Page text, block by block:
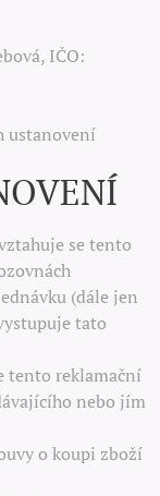
IČO:
ustanovení
se tento
(dále jen
tato
tento reklamační
nebo jím
o koupi zboží